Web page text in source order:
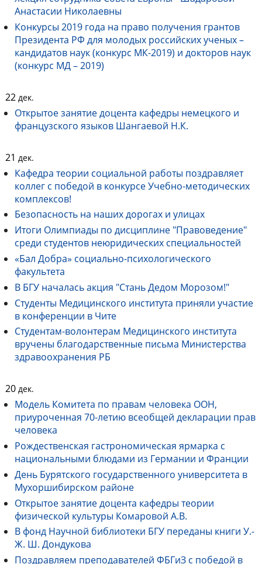
Анастасии Николаевны
Конкурсы 2019 года на право получения грантов
Президента РФ для молодых российских ученых –
кандидатов наук (конкурс МК-2019) и докторов наук
(конкурс МД – 2019)
22 дек.
Открытое занятие доцента кафедры немецкого и
французского языков Шангаевой Н.К.
21 дек.
Кафедра теории социальной работы поздравляет
коллег с победой в конкурсе Учебно-методических
комплексов!
Безопасность на наших дорогах и улицах
Итоги Олимпиады по дисциплине "Правоведение"
среди студентов неюридических специальностей
«Бал Добра» социально-психологического
факультета
В БГУ началась акция "Стань Дедом Морозом!"
Студенты Медицинского института приняли участие
в конференции в Чите
Студентам-волонтерам Медицинского института
вручены благодарственные письма Министерства
здравоохранения РБ
20 дек.
Модель Комитета по правам человека ООН,
приуроченная 70-летию всеобщей декларации прав
человека
Рождественская гастрономическая ярмарка с
национальными блюдами из Германии и Франции
День Бурятского государственного университета в
Мухоршибирском районе
Открытое занятие доцента кафедры теории
физической культуры Комаровой А.В.
В фонд Научной библиотеки БГУ переданы книги У.-
Ж. Ш. Дондукова
Поздравляем преподавателей ФБГиЗ с победой в